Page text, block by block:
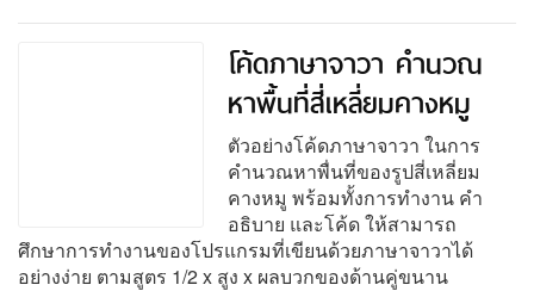
โค้ดภาษาจาวา คำนวณ
หาพื้นที่สี่เหลี่ยมคางหมู
ตัวอย่างโค้ดภาษาจาวา ในการ
คำนวณหาพื่นที่ของรูปสี่เหลี่ยม
คางหมู พร้อมทั้งการทำงาน คำ
อธิบาย และโค้ด ให้สามารถ
ศึกษาการทำงานของโปรแกรมที่เขียนด้วยภาษาจาวาได้
อย่างง่าย ตามสูตร 1/2 x สูง x ผลบวกของด้านคู่ขนาน